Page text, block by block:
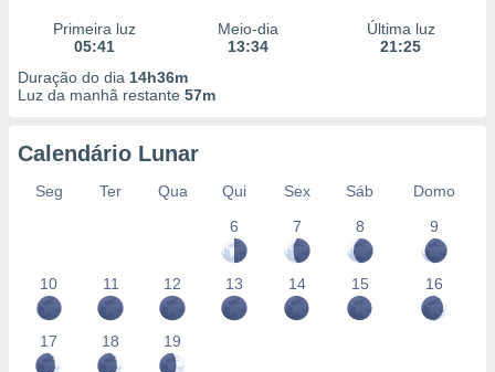
Primeira luz
05:41
Meio-dia
13:34
Última luz
21:25
Duração do dia 14h36m
Luz da manhã restante 57m
Calendário Lunar
Seg Ter Qua Qui Sex Sáb
Domo
6
7 8 9
10 11 12 13 14 15 16
17 18 19